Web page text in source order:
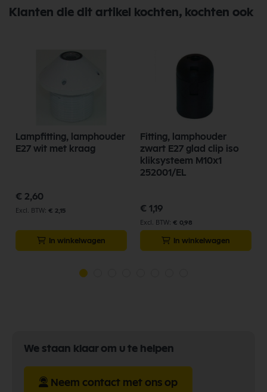
Klanten die dit artikel kochten, kochten ook
Lampfitting, lamphouder
E27 wit met kraag
€ 2,60
€ 2,15
In winkelwagen
Fitting, lamphouder
zwart E27 glad clip iso
kliksysteem M10x1
252001/EL
€ 1,19
€ 0,98
In winkelwagen
We staan klaar om u te helpen
Neem contact met ons op